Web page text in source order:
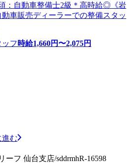
：自動車整備士2級＊高時給◎《岩
車販売ディーラーでの整備スタッ
フ 時給1,660円〜2,075円
進む
フ 仙台支店/sddrmhR-16598